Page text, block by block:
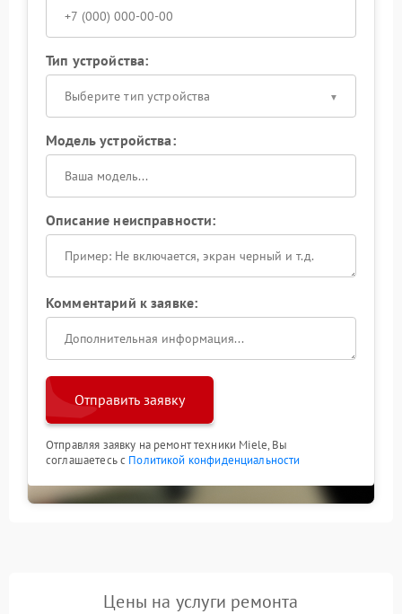
Тип устройства:
Выберите тип устройства
Модель устройства:
Описание неисправности:
Комментарий к заявке:
Отправить заявку
Отправляя заявку на ремонт техники Miele, Вы
соглашаетесь с Политикой конфиденциальности
Цены на услуги ремонта